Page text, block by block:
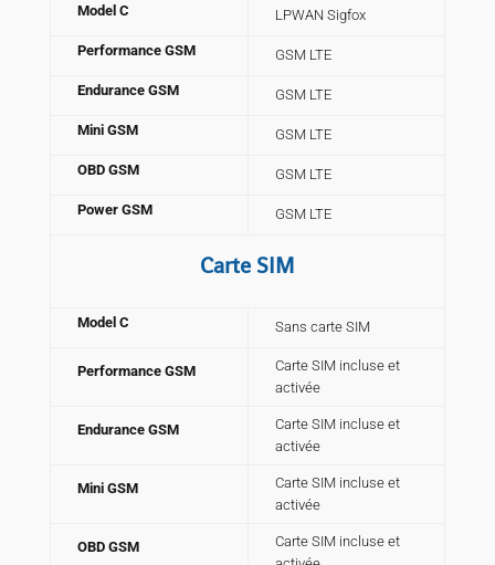
Model C LPWAN Sigfox
Performance GSM GSM LTE
Endurance GSM GSM LTE
Mini GSM GSM LTE
OBD GSM GSM LTE
Power GSM GSM LTE
Carte SIM
Model C Sans carte SIM
Performance GSM
Carte SIM incluse et
activée
Endurance GSM
Carte SIM incluse et
activée
Mini GSM
Carte SIM incluse et
activée
OBD GSM
Carte SIM incluse et